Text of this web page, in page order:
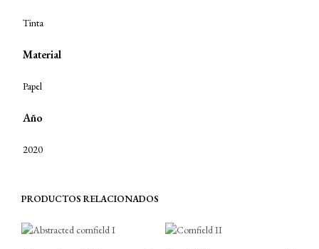
Tinta
Material
Papel
Año
2020
PRODUCTOS RELACIONADOS